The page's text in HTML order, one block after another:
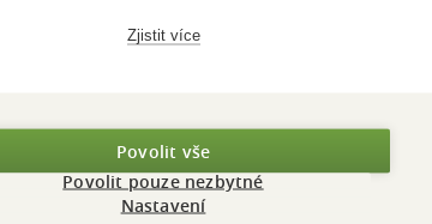
měkká vazba
Zjistit více
Povolit vše
Povolit pouze nezbytné
Nastavení